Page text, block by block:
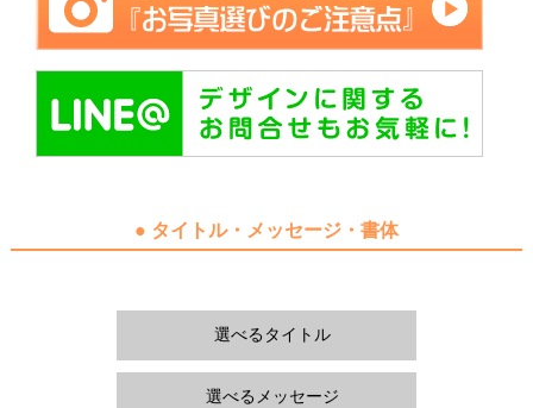
● タイトル・メッセージ・書体
選べるタイトル
選べるメッセージ